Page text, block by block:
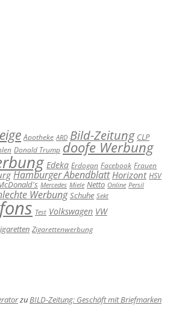
Apotheke ARD Bild-Zeitung CLP
Donald Trump doofe Werbung
Edeka Erdogan Facebook Frauen
Hamburger Abendblatt Horizont HSV
Mercedes Miele Netto Online Persil
Werbung Schuhe Sekt
Test Volkswagen VW
Zigarettenwerbung
zuBILD-Zeitung: Geschäft mit Briefmarken